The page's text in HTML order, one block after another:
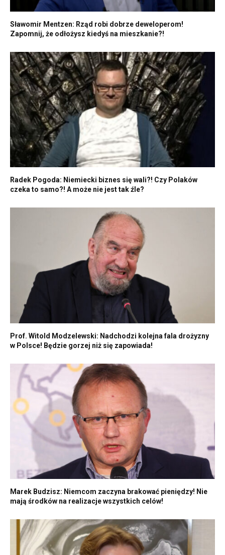
Sławomir Mentzen: Rząd robi dobrze deweloperom!
Zapomnij, że odłożysz kiedyś na mieszkanie?!
Radek Pogoda: Niemiecki biznes się wali?! Czy Polaków
czeka to samo?! A może nie jest tak źle?
Prof. Witold Modzelewski: Nadchodzi kolejna fala drożyzny
w Polsce! Będzie gorzej niż się zapowiada!
Marek Budzisz: Niemcom zaczyna brakować pieniędzy! Nie
mają środków na realizacje wszystkich celów!